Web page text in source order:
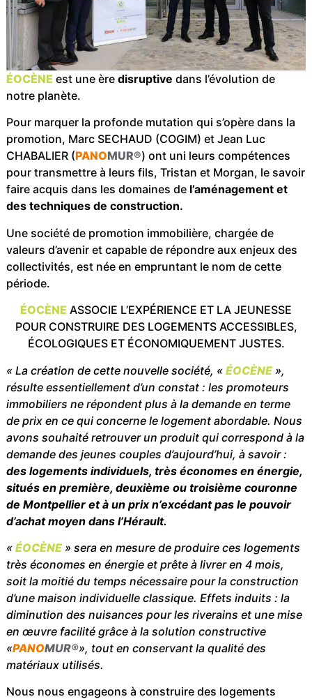
ÉOCÈNE est une ère disruptive dans l’évolution de
notre planète.
Pour marquer la profonde mutation qui s’opère dans la
promotion, Marc SECHAUD (COGIM) et Jean Luc
CHABALIER (PANOMUR®) ont uni leurs compétences
pour transmettre à leurs fils, Tristan et Morgan, le savoir
faire acquis dans les domaines de l’aménagement et
des techniques de construction.
Une société de promotion immobilière, chargée de
valeurs d’avenir et capable de répondre aux enjeux des
collectivités, est née en empruntant le nom de cette
période.
ÉOCÈNE ASSOCIE L’EXPÉRIENCE ET LA JEUNESSE
POUR CONSTRUIRE DES LOGEMENTS ACCESSIBLES,
ÉCOLOGIQUES ET ÉCONOMIQUEMENT JUSTES.
« La création de cette nouvelle société, « ÉOCÈNE»,
résulte essentiellement d’un constat : les promoteurs
immobiliers ne répondent plus à la demande en terme
de prix en ce qui concerne le logement abordable. Nous
avons souhaité retrouver un produit qui correspond à la
demande des jeunes couples d’aujourd’hui, à savoir :
des logements individuels, très économes en énergie,
situés en première, deuxième ou troisième couronne
de Montpellier et à un prix n’excédant pas le pouvoir
d’achat moyen dans l’Hérault.
« ÉOCÈNE» sera en mesure de produire ces logements
très économes en énergie et prête à livrer en 4 mois,
soit la moitié du temps nécessaire pour la construction
d’une maison individuelle classique. Effets induits : la
diminution des nuisances pour les riverains et une mise
en œuvre facilité grâce à la solution constructive
«PANOMUR®», tout en conservant la qualité des
matériaux utilisés.
Nous nous engageons à construire des logements